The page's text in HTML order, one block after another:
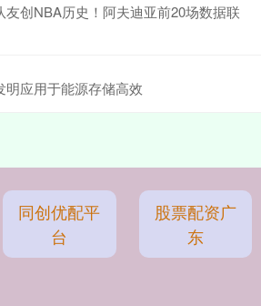
友创NBA历史！阿夫迪亚前20场数据联
明应用于能源存储高效
同创优配平
台
股票配资广
东